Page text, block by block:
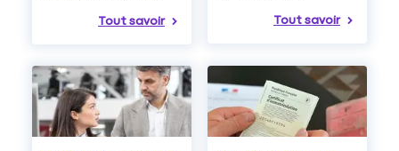
Tout savoir Tout savoir